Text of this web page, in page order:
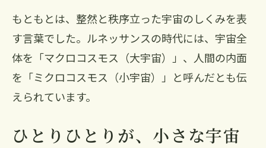
もともとは、整然と秩序立った宇宙のしくみを表
す言葉でした。ルネッサンスの時代には、宇宙全
体を「マクロコスモス（大宇宙）」、人間の内面
を「ミクロコスモス（小宇宙）」と呼んだとも伝
えられています。
ひとりひとりが、小さな宇宙